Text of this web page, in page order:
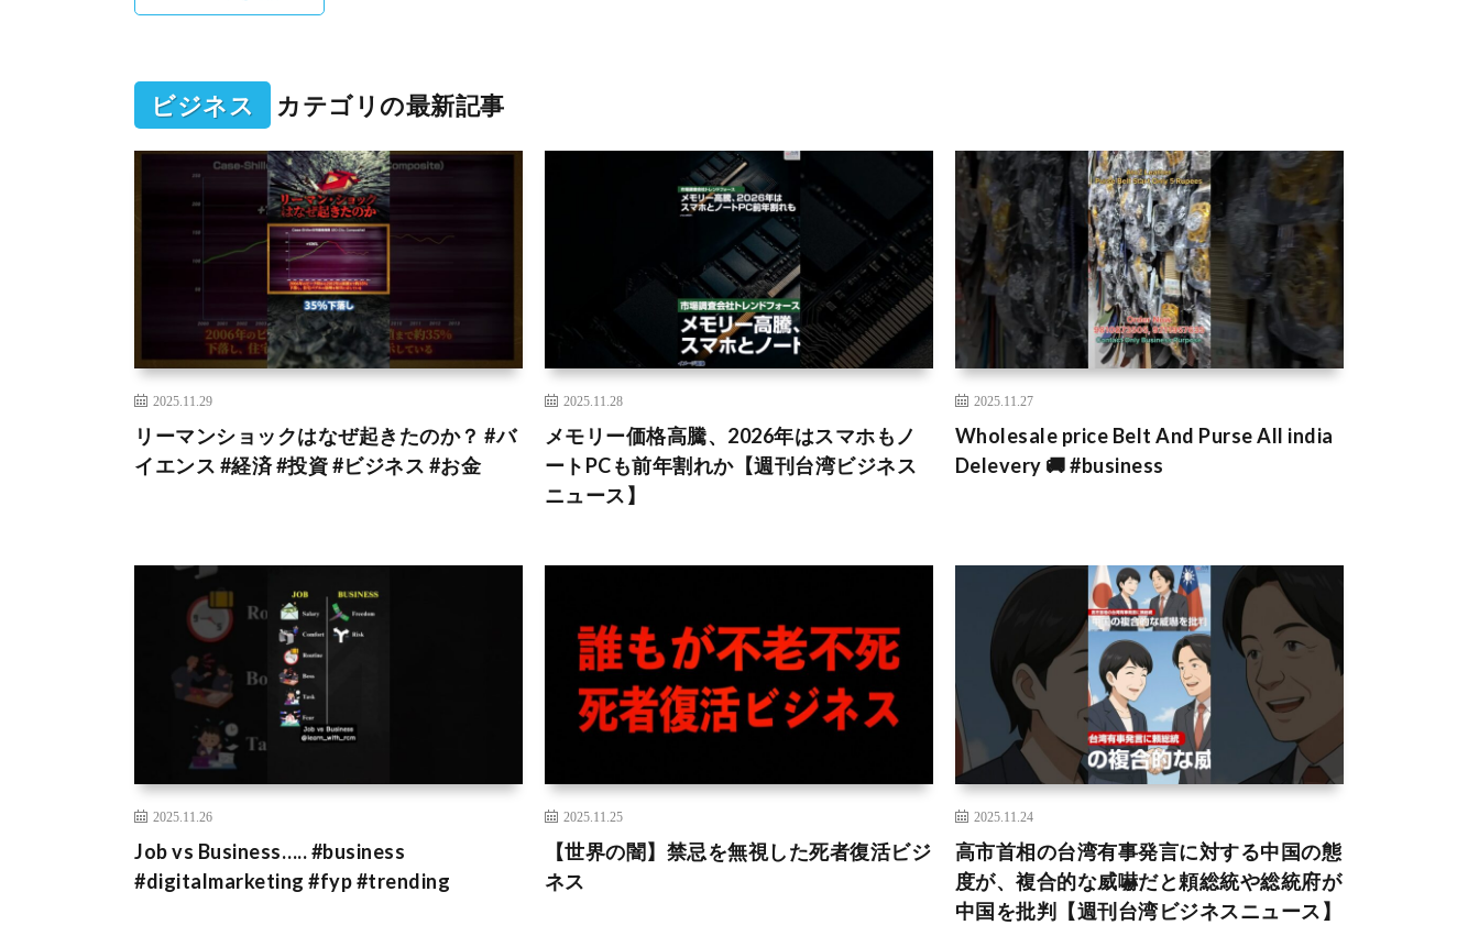
ビジネス カテゴリの最新記事
2025.11.29
リーマンショックはなぜ起きたのか？ #バ
イエンス #経済 #投資 #ビジネス #お金
2025.11.28
メモリー価格高騰、2026年はスマホもノ
ートPCも前年割れか【週刊台湾ビジネス
ニュース】
2025.11.27
Wholesale price Belt And Purse All india
Delevery 🚚 #business
2025.11.26
Job vs Business….. #business
#digitalmarketing #fyp #trending
2025.11.25
【世界の闇】禁忌を無視した死者復活ビジ
ネス
2025.11.24
高市首相の台湾有事発言に対する中国の態
度が、複合的な威嚇だと頼総統や総統府が
中国を批判【週刊台湾ビジネスニュース】